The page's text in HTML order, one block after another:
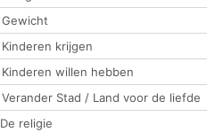
Gewicht
Kinderen krijgen
Kinderen willen hebben
Verander Stad / Land voor de liefde
De religie